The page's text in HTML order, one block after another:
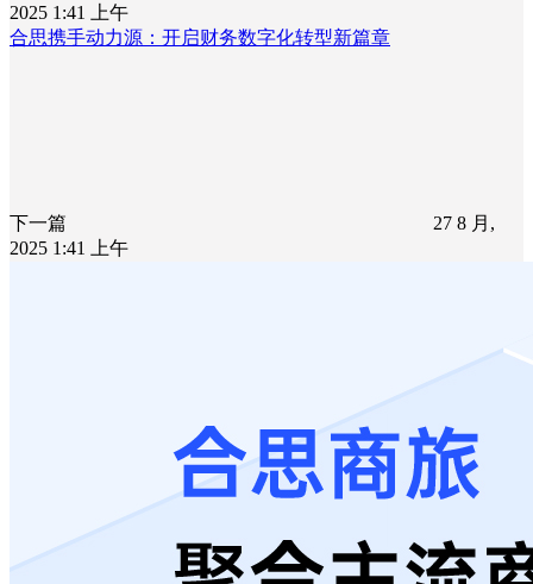
2025 1:41 上午
合思携手动力源：开启财务数字化转型新篇章
下一篇
27 8 月,
2025 1:41 上午